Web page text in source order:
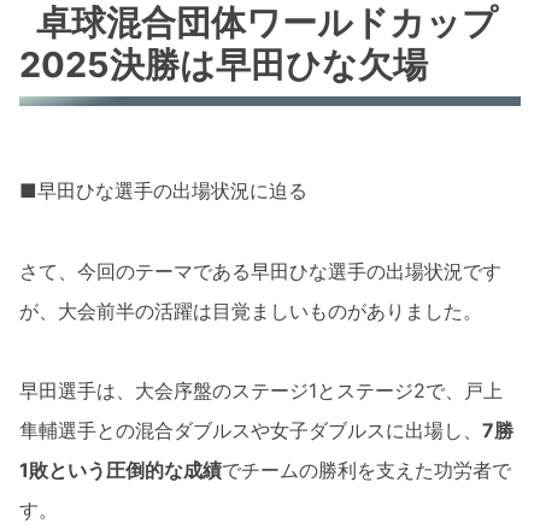
卓球混合団体ワールドカップ
2025決勝は早田ひな欠場
■早田ひな選手の出場状況に迫る
さて、今回のテーマである早田ひな選手の出場状況です
が、大会前半の活躍は目覚ましいものがありました。
早田選手は、大会序盤のステージ1とステージ2で、戸上
隼輔選手との混合ダブルスや女子ダブルスに出場し、 7勝
1敗という圧倒的な成績でチームの勝利を支えた功労者で
す。